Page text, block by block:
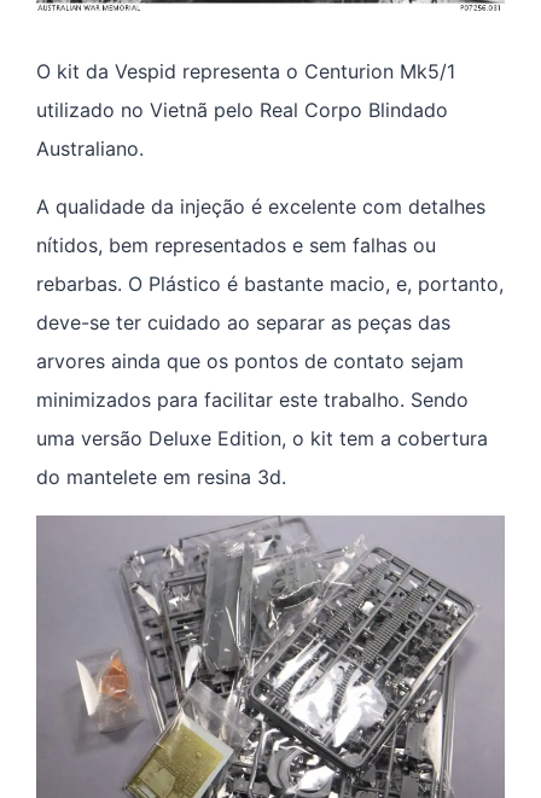
O kit da Vespid representa o Centurion Mk5/1
utilizado no Vietnã pelo Real Corpo Blindado
Australiano.
A qualidade da injeção é excelente com detalhes
nítidos, bem representados e sem falhas ou
rebarbas. O Plástico é bastante macio, e, portanto,
deve-se ter cuidado ao separar as peças das
arvores ainda que os pontos de contato sejam
minimizados para facilitar este trabalho. Sendo
uma versão Deluxe Edition, o kit tem a cobertura
do mantelete em resina 3d.